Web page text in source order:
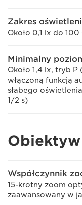
Zakres
Około 0,1 lx do
Minimalny
Około 1,4 lx, tryb
włączoną funkcją
słabego
1/2 s)
Obiektyw
Współczynnik
15-krotny zoom
zaawansowany w